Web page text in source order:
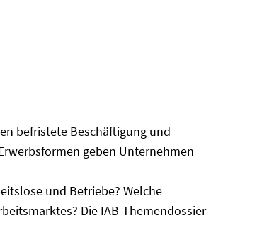
befristete Beschäftigung und
geben Unternehmen
und Betriebe? Welche
Die IAB-Themendossier